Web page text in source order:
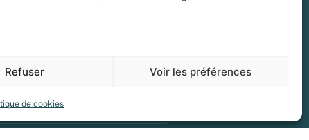
Refuser Voir les préférences
de cookies
?